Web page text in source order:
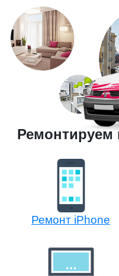
Ремонтируем
Ремонт iPhone